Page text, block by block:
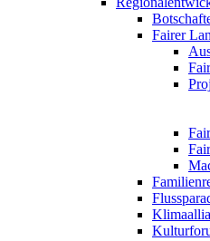
Fairer